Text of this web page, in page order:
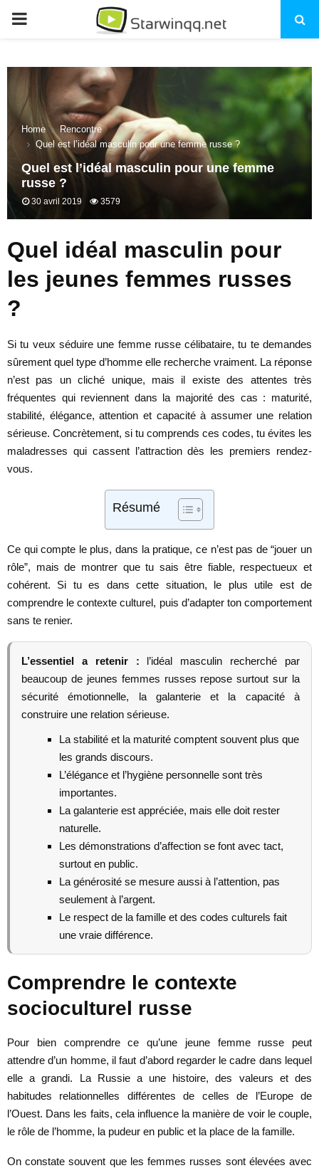
PRIMARY
Home
Rencontre
Quel est l’idéal masculin pour une femme russe ?
Quel est l’idéal masculin pour une femme
russe ?
30 avril 2019 3579
Quel idéal masculin pour
les jeunes femmes russes
?
Si tu veux séduire une femme russe célibataire, tu te demandes
sûrement quel type d’homme elle recherche vraiment. La réponse
n’est pas un cliché unique, mais il existe des attentes très
fréquentes qui reviennent dans la majorité des cas : maturité,
stabilité, élégance, attention et capacité à assumer une relation
sérieuse. Concrètement, si tu comprends ces codes, tu évites les
maladresses qui cassent l’attraction dès les premiers rendez-
vous.
Résumé
Ce qui compte le plus, dans la pratique, ce n’est pas de “jouer un
rôle”, mais de montrer que tu sais être fiable, respectueux et
cohérent. Si tu es dans cette situation, le plus utile est de
comprendre le contexte culturel, puis d’adapter ton comportement
sans te renier.
L’essentiel a retenir : l’idéal masculin recherché par
beaucoup de jeunes femmes russes repose surtout sur la
sécurité émotionnelle, la galanterie et la capacité à
construire une relation sérieuse.
La stabilité et la maturité comptent souvent plus que
les grands discours.
L’élégance et l’hygiène personnelle sont très
importantes.
La galanterie est appréciée, mais elle doit rester
naturelle.
Les démonstrations d’affection se font avec tact,
surtout en public.
La générosité se mesure aussi à l’attention, pas
seulement à l’argent.
Le respect de la famille et des codes culturels fait
une vraie différence.
Comprendre le contexte
socioculturel russe
Pour bien comprendre ce qu’une jeune femme russe peut
attendre d’un homme, il faut d’abord regarder le cadre dans lequel
elle a grandi. La Russie a une histoire, des valeurs et des
habitudes relationnelles différentes de celles de l’Europe de
l’Ouest. Dans les faits, cela influence la manière de voir le couple,
le rôle de l’homme, la pudeur en public et la place de la famille.
On constate souvent que les femmes russes sont élevées avec